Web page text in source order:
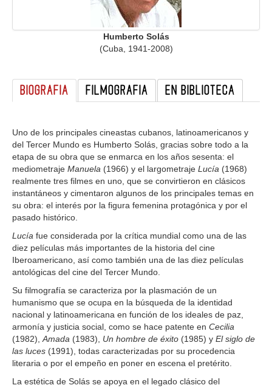
Humberto Solás
(Cuba, 1941-2008)
BIOGRAFIA FILMOGRAFIA EN BIBLIOTECA
Uno de los principales cineastas cubanos, latinoamericanos y
del Tercer Mundo es Humberto Solás, gracias sobre todo a la
etapa de su obra que se enmarca en los años sesenta: el
mediometraje Manuela (1966) y el largometraje Lucía (1968)
realmente tres filmes en uno, que se convirtieron en clásicos
instantáneos y cimentaron algunos de los principales temas en
su obra: el interés por la figura femenina protagónica y por el
pasado histórico.
Lucía fue considerada por la crítica mundial como una de las
diez películas más importantes de la historia del cine
Iberoamericano, así como también una de las diez películas
antológicas del cine del Tercer Mundo.
Su filmografía se caracteriza por la plasmación de un
humanismo que se ocupa en la búsqueda de la identidad
nacional y latinoamericana en función de los ideales de paz,
armonía y justicia social, como se hace patente en Cecilia
(1982), Amada (1983), Un hombre de éxito (1985) y El siglo de
las luces (1991), todas caracterizadas por su procedencia
literaria o por el empeño en poner en escena el pretérito.
La estética de Solás se apoya en el legado clásico del